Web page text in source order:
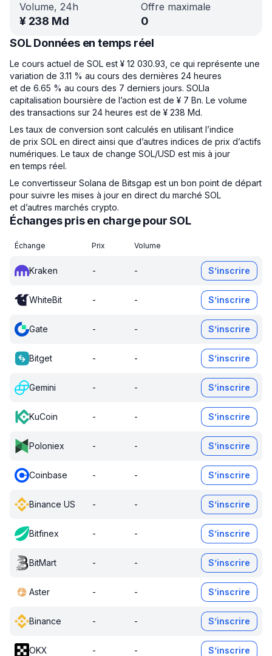
Volume, 24h
¥ 238 Md
Offre maximale
0
SOL Données en temps réel
Le cours actuel de SOL est ¥ 12 030.93, ce qui représente une
variation de 3.11 % au cours des dernières 24 heures
et de 6.65 % au cours des 7 derniers jours. SOLla
capitalisation boursière de l’action est de ¥ 7 Bn. Le volume
des transactions sur 24 heures est de ¥ 238 Md.
Les taux de conversion sont calculés en utilisant l’indice
de prix SOL en direct ainsi que d’autres indices de prix d’actifs
numériques. Le taux de change SOL/USD est mis à jour
en temps réel.
Le convertisseur Solana de Bitsgap est un bon point de départ
pour suivre les mises à jour en direct du marché SOL
et d’autres marchés crypto.
Échanges pris en charge pour SOL
Échange Prix Volume
Kraken - - S’inscrire
WhiteBit - - S’inscrire
Gate - - S’inscrire
Bitget - - S’inscrire
Gemini - - S’inscrire
KuCoin - - S’inscrire
Poloniex - - S’inscrire
Coinbase - - S’inscrire
Binance US - - S’inscrire
Bitfinex - - S’inscrire
BitMart - - S’inscrire
Aster - - S’inscrire
Binance - - S’inscrire
OKX - - S’inscrire